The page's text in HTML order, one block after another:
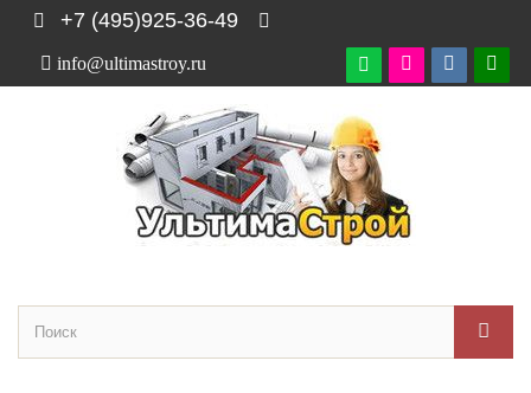
+7 (495)925-36-49

info@ultimastroy.ru